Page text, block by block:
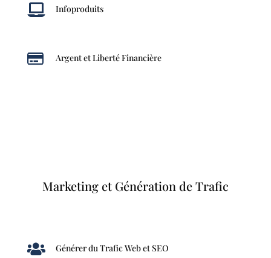
 Infoproduits
 Argent et Liberté Financière
Marketing et Génération de Trafic
 Générer du Trafic Web et SEO